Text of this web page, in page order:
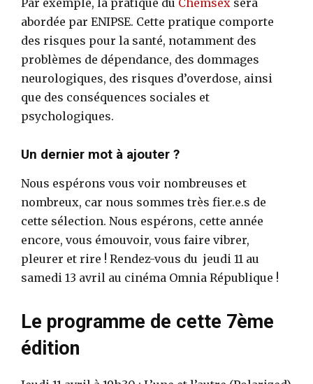
Par exemple, la pratique du Chemsex sera
abordée par ENIPSE. Cette pratique comporte
des risques pour la santé, notamment des
problèmes de dépendance, des dommages
neurologiques, des risques d’overdose, ainsi
que des conséquences sociales et
psychologiques.
Un dernier mot à ajouter ?
Nous espérons vous voir nombreuses et
nombreux, car nous sommes très fier.e.s de
cette sélection. Nous espérons, cette année
encore, vous émouvoir, vous faire vibrer,
pleurer et rire ! Rendez-vous du jeudi 11 au
samedi 13 avril au cinéma Omnia République !
Le programme de cette 7ème
édition